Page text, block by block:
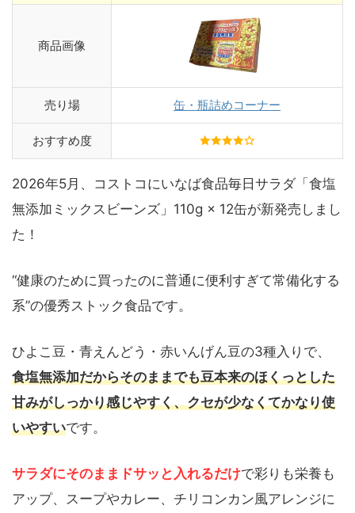
商品画像
売り場 缶・瓶詰めコーナー
おすすめ度
2026年5月、コストコにいなば食品毎日サラダ「食塩
無添加ミックスビーンズ」110g × 12缶が新発売しまし
た！
“健康のために買ったのに普通に便利すぎて常備化する
系”の優秀ストック食品です。
ひよこ豆・青えんどう・赤いんげん豆の3種入りで、
食塩無添加だからそのままでも豆本来のほくっとした
甘みがしっかり感じやすく、クセが少なくてかなり使
いやすいです。
サラダにそのままドサッと入れるだけで彩りも栄養も
アップ、スープやカレー、チリコンカン風アレンジに